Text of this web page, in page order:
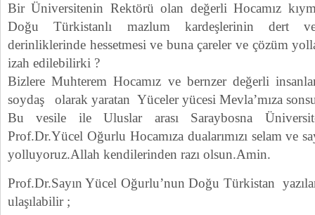
Bir Üniversitenin Rektörü olan değerli Hocamız
Doğu Türkistanlı mazlum kardeşlerinin dert
derinliklerinde hessetmesi ve buna çareler ve çözüm
izah edilebilirki ?
Bizlere Muhterem Hocamız ve bernzer değerli
soydaş olarak yaratan Yüceler yücesi Mevla’mıza
Bu vesile ile Uluslar arası Saraybosna
Prof.Dr.Yücel Oğurlu Hocamıza dualarımızı selam ve
yolluyoruz.Allah kendilerinden razı olsun.Amin.
Prof.Dr.Sayın Yücel Oğurlu’nun Doğu Türkistan
ulaşılabilir ;